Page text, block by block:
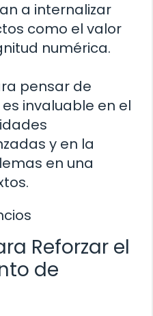
a internalizar
como el valor
numérica.
pensar de
invaluable en el
y en la
en una
Reforzar el
de